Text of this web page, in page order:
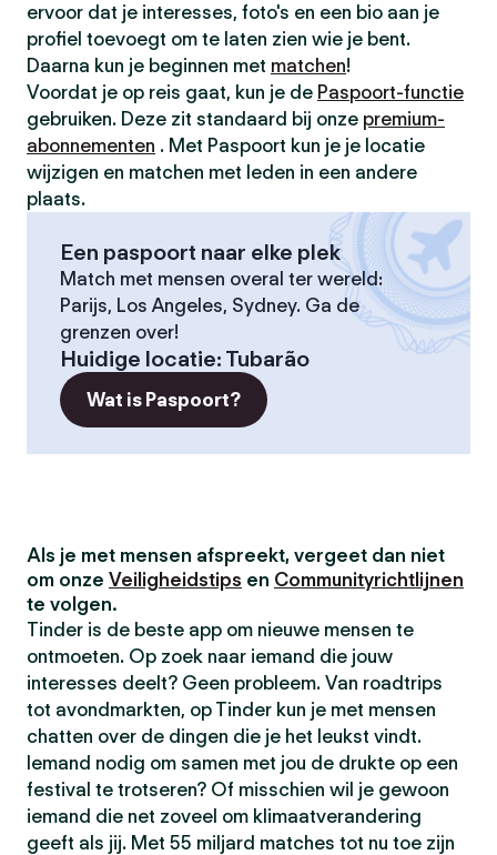
ervoor dat je interesses, foto's en een bio aan je
profiel toevoegt om te laten zien wie je bent.
Daarna kun je beginnen met matchen!
Voordat je op reis gaat, kun je de Paspoort-functie
gebruiken. Deze zit standaard bij onze premium-
abonnementen . Met Paspoort kun je je locatie
wijzigen en matchen met leden in een andere
plaats.
Een paspoort naar elke plek
Match met mensen overal ter wereld:
Parijs, Los Angeles, Sydney. Ga de
grenzen over!
Huidige locatie: Tubarão
Wat is Paspoort?
Als je met mensen afspreekt, vergeet dan niet
om onze Veiligheidstips en Communityrichtlijnen
te volgen.
Tinder is de beste app om nieuwe mensen te
ontmoeten. Op zoek naar iemand die jouw
interesses deelt? Geen probleem. Van roadtrips
tot avondmarkten, op Tinder kun je met mensen
chatten over de dingen die je het leukst vindt.
Iemand nodig om samen met jou de drukte op een
festival te trotseren? Of misschien wil je gewoon
iemand die net zoveel om klimaatverandering
geeft als jij. Met 55 miljard matches tot nu toe zijn